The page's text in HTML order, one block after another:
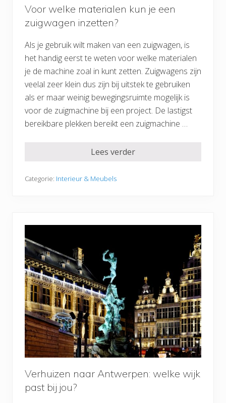
Voor welke materialen kun je een
zuigwagen inzetten?
Als je gebruik wilt maken van een zuigwagen, is
het handig eerst te weten voor welke materialen
je de machine zoal in kunt zetten. Zuigwagens zijn
veelal zeer klein dus zijn bij uitstek te gebruiken
als er maar weinig bewegingsruimte mogelijk is
voor de zuigmachine bij een project. De lastigst
bereikbare plekken bereikt een zuigmachine …
Lees verder
Categorie: Interieur & Meubels
Verhuizen naar Antwerpen: welke wijk
past bij jou?